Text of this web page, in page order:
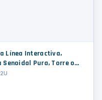
Línea Interactiva,
Senoidal Pura, Torre o